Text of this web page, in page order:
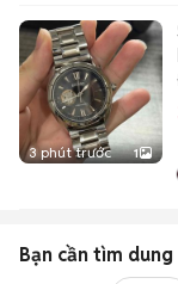
3 phút trước 1
Bạn cần tìm dung